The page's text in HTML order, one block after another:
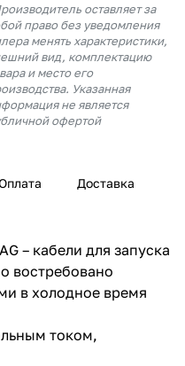
оставляет за
право без уведомления
менять характеристики,
вид, комплектацию
и место его
Указанная
не является
офертой
Доставка
– кабели для запуска
востребовано
в холодное время
током,